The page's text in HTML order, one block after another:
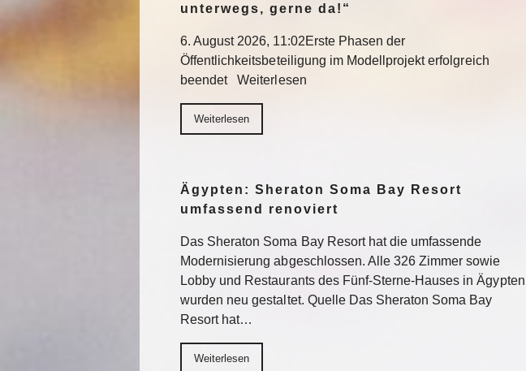
unterwegs, gerne da!“
6. August 2026, 11:02Erste Phasen der
Öffentlichkeitsbeteiligung im Modellprojekt erfolgreich
beendet Weiterlesen
Weiterlesen
Ägypten: Sheraton Soma Bay Resort
umfassend renoviert
Das Sheraton Soma Bay Resort hat die umfassende
Modernisierung abgeschlossen. Alle 326 Zimmer sowie
Lobby und Restaurants des Fünf-Sterne-Hauses in Ägypten
wurden neu gestaltet. Quelle Das Sheraton Soma Bay
Resort hat…
Weiterlesen